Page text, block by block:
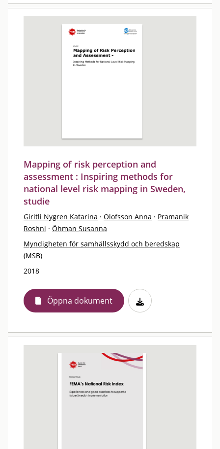
Mapping of risk perception and
assessment : Inspiring methods for
national level risk mapping in Sweden,
studie
Giritli Nygren Katarina · Olofsson Anna · Pramanik
Roshni · Öhman Susanna
Myndigheten för samhällsskydd och beredskap
(MSB)
2018
Öppna dokument